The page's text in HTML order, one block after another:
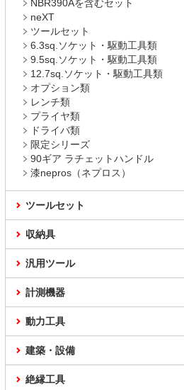
NBR390Aを含むセット
neXT
ツールセット
6.3sq.ソケット・駆動工具類
9.5sq.ソケット・駆動工具類
12.7sq.ソケット・駆動工具類
オプション類
レンチ類
プライヤ類
ドライバ類
限定シリーズ
90ギア ラチェットハンドル
漆nepros（ネプロス）
ツールセット
収納具
汎用ツール
計測機器
動力工具
建築・設備
絶縁工具